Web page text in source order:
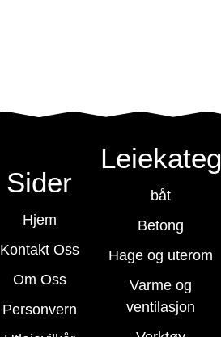
Sider
Hjem
Kontakt Oss
Om Oss
Personvern
båt
Betong
Hage og uterom
Varme og
ventilasjon